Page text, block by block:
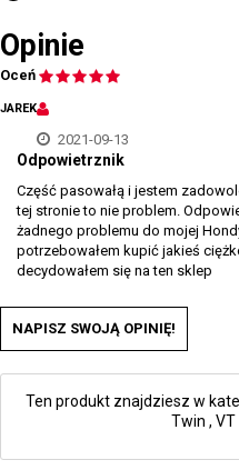
Opinie
Oceń
JAREK
2021-09-13
Odpowietrznik
Część pasowałą i jestem
tej stronie to nie problem.
żadnego problemu do mojej
potrzebowałem kupić jakieś
decydowałem się na ten sklep
NAPISZ SWOJĄ OPINIĘ!
Ten produkt znajdziesz w
Twin , VT